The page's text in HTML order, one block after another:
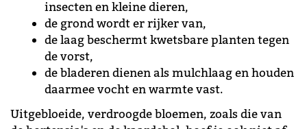
insecten en kleine dieren,
de grond wordt er rijker van,
de laag beschermt kwetsbare planten tegen
de vorst,
de bladeren dienen als mulchlaag en houden
daarmee vocht en warmte vast.
Uitgebloeide, verdroogde bloemen, zoals die van